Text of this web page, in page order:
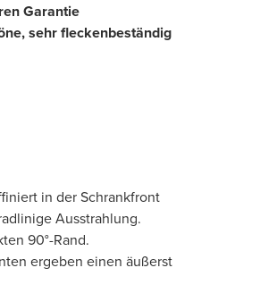
Garantie
sehr fleckenbeständig
in der Schrankfront
Ausstrahlung.
90°-Rand.
ergeben einen äußerst